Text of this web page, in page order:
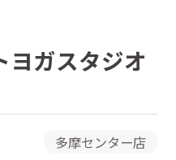
ヨガスタジオ
多摩センター店